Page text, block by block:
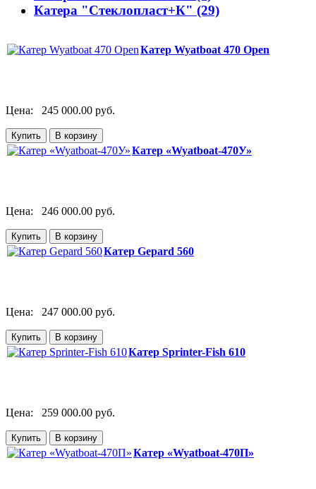
Катера "Стеклопласт+К" (29)
Катер Wyatboat 470 Open
Цена: 245 000.00 руб.
Катер «Wyatboat-470У»
Цена: 246 000.00 руб.
Катер Gepard 560
Цена: 247 000.00 руб.
Катер Sprinter-Fish 610
Цена: 259 000.00 руб.
Катер «Wyatboat-470П»